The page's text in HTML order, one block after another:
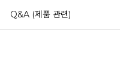
Q&A (제품 관련)